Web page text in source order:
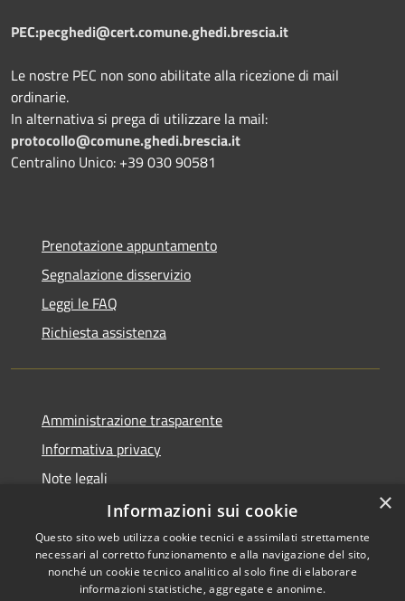
PEC:pecghedi@cert.comune.ghedi.brescia.it
Le nostre PEC non sono abilitate alla ricezione di mail
ordinarie.
In alternativa si prega di utilizzare la mail:
protocollo@comune.ghedi.brescia.it
Centralino Unico: +39 030 90581
Prenotazione appuntamento
Segnalazione disservizio
Leggi le FAQ
Richiesta assistenza
Amministrazione trasparente
Informativa privacy
Note legali
Dichiarazione di accessibilità
×
Informazioni sui cookie
Questo sito web utilizza cookie tecnici e assimilati strettamente
necessari al corretto funzionamento e alla navigazione del sito,
nonché un cookie tecnico analitico al solo fine di elaborare
informazioni statistiche, aggregate e anonime.